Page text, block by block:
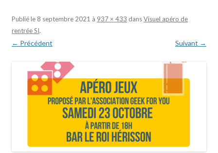
Publié le 8 septembre 2021 à 937 × 433 dansVisuel apéro de
rentrée SI.
← Précédent Suivant →